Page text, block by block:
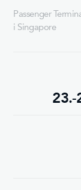
Passenger
i Singapore
23.-